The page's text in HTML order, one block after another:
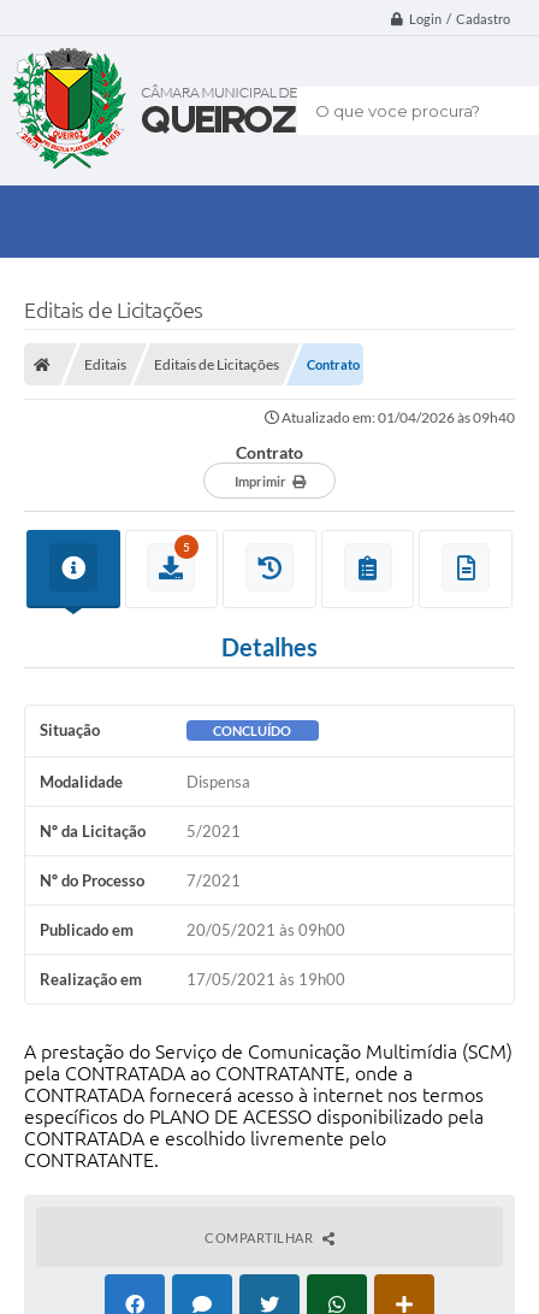
Login / Cadastro
O que voce procura?
Editais de Licitações
Editais Editais de Licitações Contrato
Atualizado em: 01/04/2026 às 09h40
Contrato
Imprimir
5
Detalhes
Situação CONCLUÍDO
Modalidade Dispensa
Nº da Licitação 5/2021
Nº do Processo 7/2021
Publicado em 20/05/2021 às 09h00
Realização em 17/05/2021 às 19h00
A prestação do Serviço de Comunicação Multimídia (SCM)
pela CONTRATADA ao CONTRATANTE, onde a
CONTRATADA fornecerá acesso à internet nos termos
específicos do PLANO DE ACESSO disponibilizado pela
CONTRATADA e escolhido livremente pelo
CONTRATANTE.
COMPARTILHAR